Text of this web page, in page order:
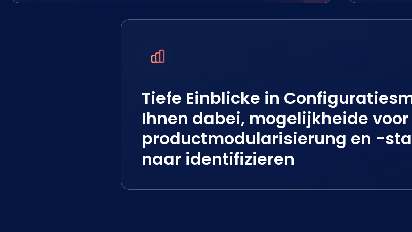
Tiefe Einblicke in
Ihnen dabei, mogelijkheide
productmodularisierung en -
naar identifizieren